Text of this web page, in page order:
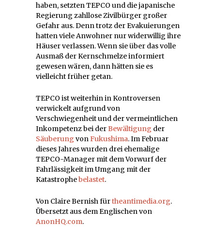
haben, setzten TEPCO und die japanische
Regierung zahllose Zivilbürger großer
Gefahr aus. Denn trotz der Evakuierungen
hatten viele Anwohner nur widerwillig ihre
Häuser verlassen. Wenn sie über das volle
Ausmaß der Kernschmelze informiert
gewesen wären, dann hätten sie es
vielleicht früher getan.
TEPCO ist weiterhin in Kontroversen
verwickelt aufgrund von
Verschwiegenheit und der vermeintlichen
Inkompetenz bei derBewältigung der
Säuberung vonFukushima. Im Februar
dieses Jahres wurden drei ehemalige
TEPCO-Manager mit dem Vorwurf der
Fahrlässigkeit im Umgang mit der
Katastrophebelastet.
Von Claire Bernish fürtheantimedia.org.
Übersetzt aus dem Englischen von
AnonHQ.com.